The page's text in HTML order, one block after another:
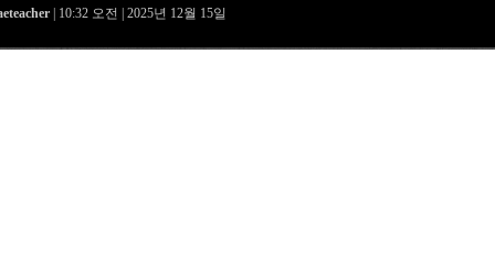
| 10:32 오전 | 2025년 12월 15일